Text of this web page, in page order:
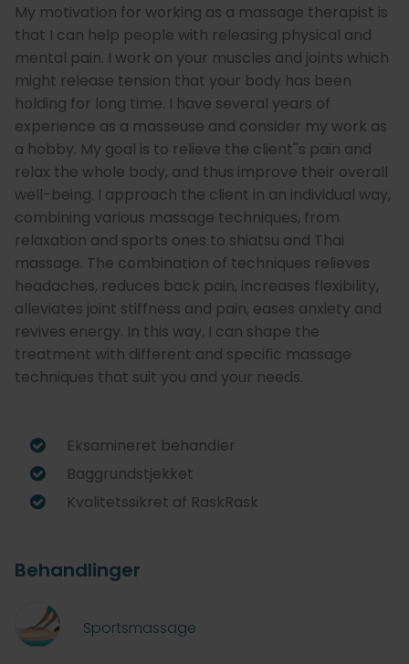
My motivation for working as a massage therapist is
that I can help people with releasing physical and
mental pain. I work on your muscles and joints which
might release tension that your body has been
holding for long time. I have several years of
experience as a masseuse and consider my work as
a hobby. My goal is to relieve the client''s pain and
relax the whole body, and thus improve their overall
well-being. I approach the client in an individual way,
combining various massage techniques, from
relaxation and sports ones to shiatsu and Thai
massage. The combination of techniques relieves
headaches, reduces back pain, increases flexibility,
alleviates joint stiffness and pain, eases anxiety and
revives energy. In this way, I can shape the
treatment with different and specific massage
techniques that suit you and your needs.
Eksamineret behandler
Baggrundstjekket
Kvalitetssikret af RaskRask
Behandlinger
Sportsmassage